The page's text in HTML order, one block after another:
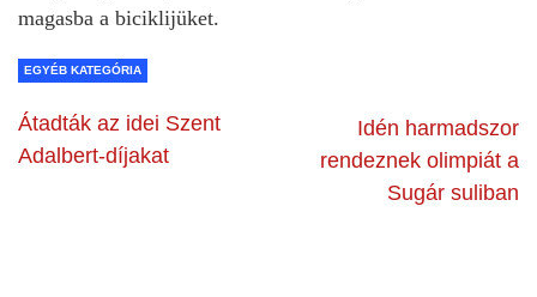
magasba a biciklijüket.
EGYÉB KATEGÓRIA
Átadták az idei Szent
Adalbert-díjakat
Idén harmadszor
rendeznek olimpiát a
Sugár suliban